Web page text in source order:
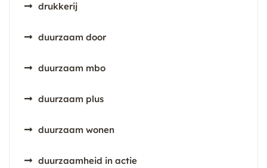
drukkerij
duurzaam door
duurzaam mbo
duurzaam plus
duurzaam wonen
duurzaamheid in actie